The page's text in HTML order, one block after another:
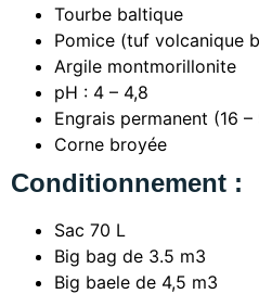
Tourbe baltique
Pomice (tuf volcanique
Argile montmorillonite
pH : 4 – 4,8
Engrais permanent (16
Corne broyée
Conditionnement :
Sac 70 L
Big bag de 3.5 m3
Big baele de 4,5 m3